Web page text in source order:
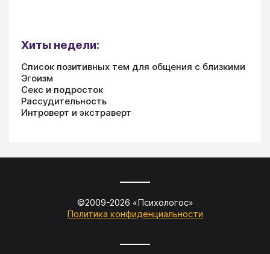
Хиты недели:
Список позитивных тем для общения с близкими
Эгоизм
Секс и подросток
Рассудительность
Интроверт и экстраверт
©2009-2026 «Психологос»
Политика конфиденциальности